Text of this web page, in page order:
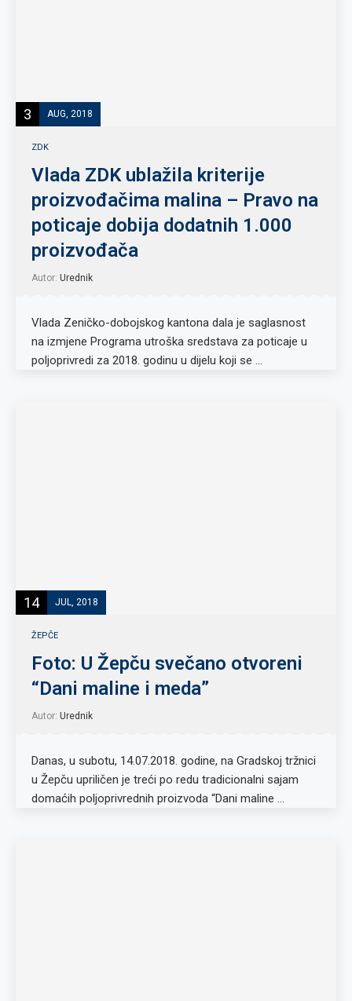
3 AUG, 2018
ZDK
Vlada ZDK ublažila kriterije
proizvođačima malina – Pravo na
poticaje dobija dodatnih 1.000
proizvođača
Autor: Urednik
Vlada Zeničko-dobojskog kantona dala je saglasnost
na izmjene Programa utroška sredstava za poticaje u
poljoprivredi za 2018. godinu u dijelu koji se …
14 JUL, 2018
ŽEPČE
Foto: U Žepču svečano otvoreni
“Dani maline i meda”
Autor: Urednik
Danas, u subotu, 14.07.2018. godine, na Gradskoj tržnici
u Žepču upriličen je treći po redu tradicionalni sajam
domaćih poljoprivrednih proizvoda “Dani maline …